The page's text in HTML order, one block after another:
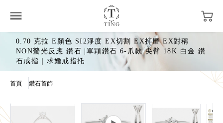
0.70 克拉 E顏色 SI2淨度 EX切割 EX打磨 EX對稱
NON螢光反應 鑽石 |單顆鑽石 6-爪款 尖臂 18K 白金 鑽
石戒指｜求婚戒指托
首頁 鑽石首飾